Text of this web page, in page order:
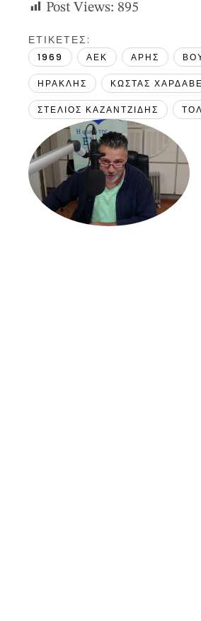
Post Views: 895
ΕΤΙΚΕΤΕΣ:
1969 ΑΕΚ ΑΡΗΣ
ΗΡΑΚΛΗΣ ΚΩΣΤΑΣ
ΣΤΕΛΙΟΣ ΚΑΖΑΝΤΖΙΔΗΣ